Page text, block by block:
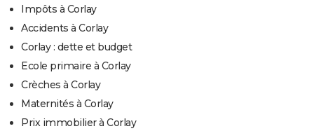
Impôts à Corlay
Accidents à Corlay
Corlay : dette et budget
Ecole primaire à Corlay
Crèches à Corlay
Maternités à Corlay
Prix immobilier à Corlay